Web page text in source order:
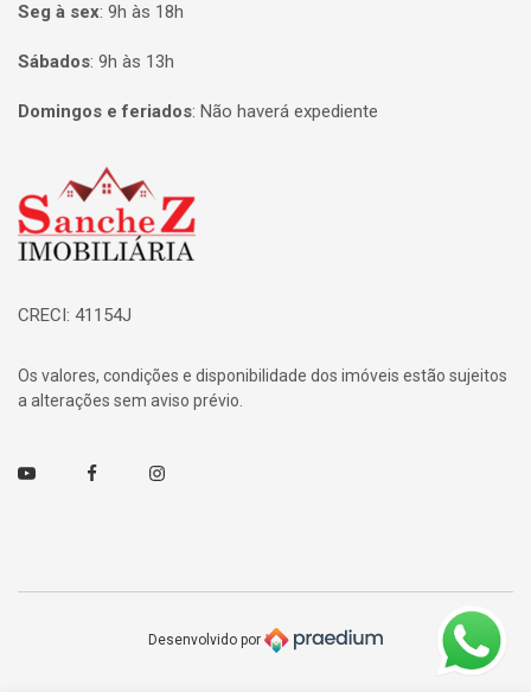
Seg à sex: 9h às 18h
Sábados: 9h às 13h
Domingos e feriados: Não haverá expediente
Página inicial
CRECI: 41154J
Os valores, condições e disponibilidade dos imóveis estão sujeitos
a alterações sem aviso prévio.
Youtube FacebookInstagram
Desenvolvido por